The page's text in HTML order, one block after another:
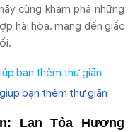
cùng khám phá những
hài hòa, mang đến giấc
bạn thêm thư giãn
Lan Tỏa Hương